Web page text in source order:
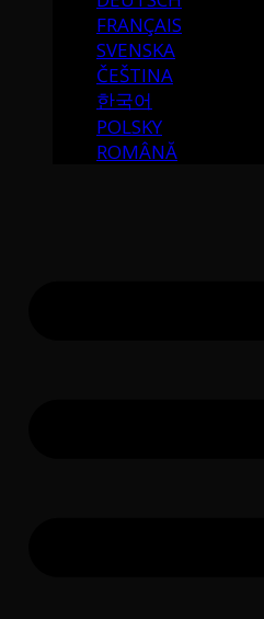
FRANÇAIS
SVENSKA
ČEŠTINA
한국어
POLSKY
ROMÂNĂ